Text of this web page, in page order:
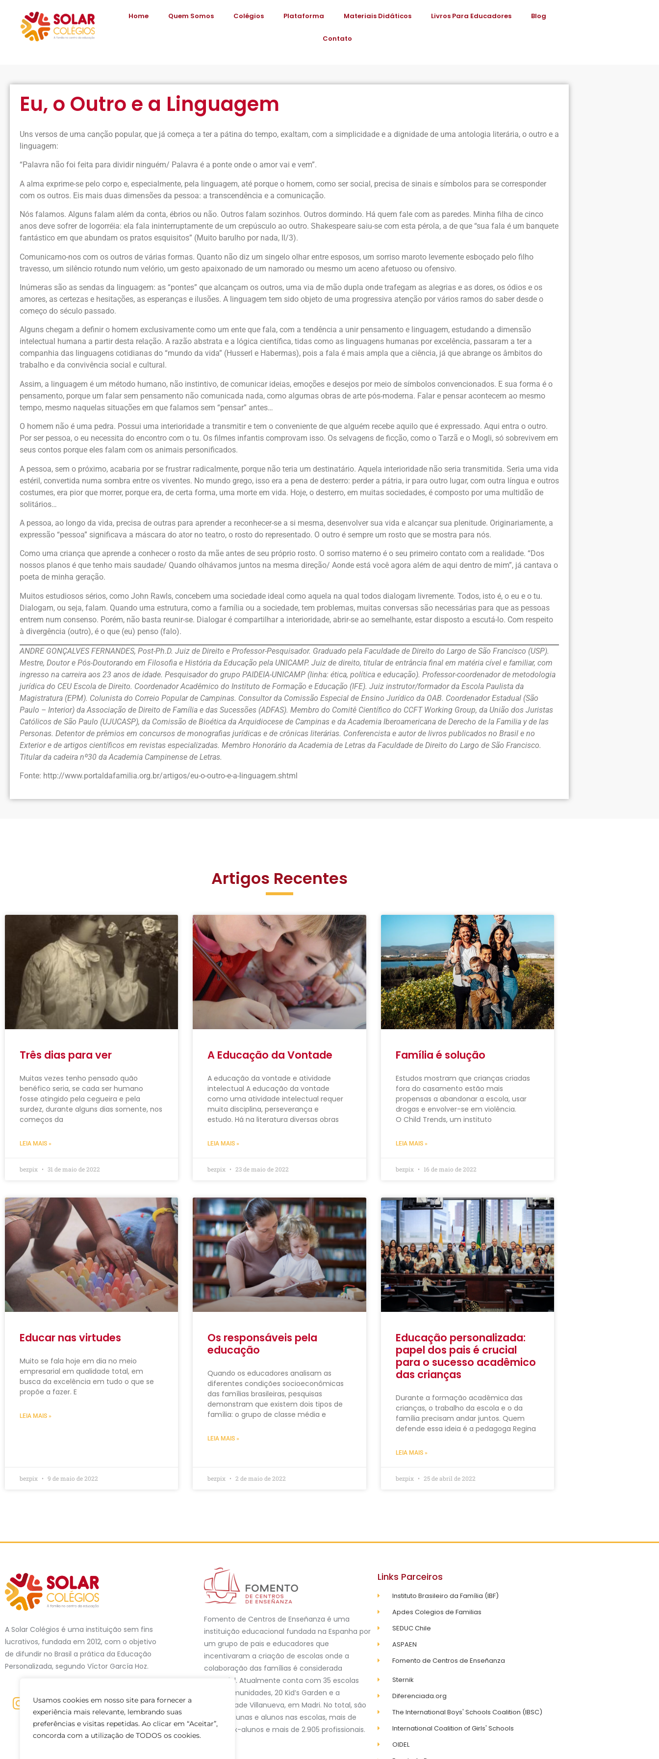
Usamos cookies em nosso site para fornecer a
experiência mais relevante, lembrando suas
preferências e visitas repetidas. Ao clicar em “Aceitar”,
concorda com a utilização de TODOS os cookies.
Home Quem Somos Colégios Plataforma Materiais Didáticos Livros Para Educadores Blog
Contato
Eu, o Outro e a Linguagem
Uns versos de uma canção popular, que já começa a ter a pátina do tempo, exaltam, com a simplicidade e a dignidade de uma antologia literária, o outro e a
linguagem:
“Palavra não foi feita para dividir ninguém/ Palavra é a ponte onde o amor vai e vem”.
A alma exprime-se pelo corpo e, especialmente, pela linguagem, até porque o homem, como ser social, precisa de sinais e símbolos para se corresponder
com os outros. Eis mais duas dimensões da pessoa: a transcendência e a comunicação.
Nós falamos. Alguns falam além da conta, ébrios ou não. Outros falam sozinhos. Outros dormindo. Há quem fale com as paredes. Minha filha de cinco
anos deve sofrer de logorréia: ela fala ininterruptamente de um crepúsculo ao outro. Shakespeare saiu-se com esta pérola, a de que “sua fala é um banquete
fantástico em que abundam os pratos esquisitos” (Muito barulho por nada, II/3).
Comunicamo-nos com os outros de várias formas. Quanto não diz um singelo olhar entre esposos, um sorriso maroto levemente esboçado pelo filho
travesso, um silêncio rotundo num velório, um gesto apaixonado de um namorado ou mesmo um aceno afetuoso ou ofensivo.
Inúmeras são as sendas da linguagem: as “pontes” que alcançam os outros, uma via de mão dupla onde trafegam as alegrias e as dores, os ódios e os
amores, as certezas e hesitações, as esperanças e ilusões. A linguagem tem sido objeto de uma progressiva atenção por vários ramos do saber desde o
começo do século passado.
Alguns chegam a definir o homem exclusivamente como um ente que fala, com a tendência a unir pensamento e linguagem, estudando a dimensão
intelectual humana a partir desta relação. A razão abstrata e a lógica científica, tidas como as linguagens humanas por excelência, passaram a ter a
companhia das linguagens cotidianas do “mundo da vida” (Husserl e Habermas), pois a fala é mais ampla que a ciência, já que abrange os âmbitos do
trabalho e da convivência social e cultural.
Assim, a linguagem é um método humano, não instintivo, de comunicar ideias, emoções e desejos por meio de símbolos convencionados. E sua forma é o
pensamento, porque um falar sem pensamento não comunicada nada, como algumas obras de arte pós-moderna. Falar e pensar acontecem ao mesmo
tempo, mesmo naquelas situações em que falamos sem “pensar” antes…
O homem não é uma pedra. Possui uma interioridade a transmitir e tem o conveniente de que alguém recebe aquilo que é expressado. Aqui entra o outro.
Por ser pessoa, o eu necessita do encontro com o tu. Os filmes infantis comprovam isso. Os selvagens de ficção, como o Tarzã e o Mogli, só sobrevivem em
seus contos porque eles falam com os animais personificados.
A pessoa, sem o próximo, acabaria por se frustrar radicalmente, porque não teria um destinatário. Aquela interioridade não seria transmitida. Seria uma vida
estéril, convertida numa sombra entre os viventes. No mundo grego, isso era a pena de desterro: perder a pátria, ir para outro lugar, com outra língua e outros
costumes, era pior que morrer, porque era, de certa forma, uma morte em vida. Hoje, o desterro, em muitas sociedades, é composto por uma multidão de
solitários…
A pessoa, ao longo da vida, precisa de outras para aprender a reconhecer-se a si mesma, desenvolver sua vida e alcançar sua plenitude. Originariamente, a
expressão “pessoa” significava a máscara do ator no teatro, o rosto do representado. O outro é sempre um rosto que se mostra para nós.
Como uma criança que aprende a conhecer o rosto da mãe antes de seu próprio rosto. O sorriso materno é o seu primeiro contato com a realidade. “Dos
nossos planos é que tenho mais saudade/ Quando olhávamos juntos na mesma direção/ Aonde está você agora além de aqui dentro de mim”, já cantava o
poeta de minha geração.
Muitos estudiosos sérios, como John Rawls, concebem uma sociedade ideal como aquela na qual todos dialogam livremente. Todos, isto é, o eu e o tu.
Dialogam, ou seja, falam. Quando uma estrutura, como a família ou a sociedade, tem problemas, muitas conversas são necessárias para que as pessoas
entrem num consenso. Porém, não basta reunir-se. Dialogar é compartilhar a interioridade, abrir-se ao semelhante, estar disposto a escutá-lo. Com respeito
à divergência (outro), é o que (eu) penso (falo).
ANDRE GONÇALVES FERNANDES, Post-Ph.D. Juiz de Direito e Professor-Pesquisador. Graduado pela Faculdade de Direito do Largo de São Francisco (USP).
Mestre, Doutor e Pós-Doutorando em Filosofia e História da Educação pela UNICAMP. Juiz de direito, titular de entrância final em matéria cível e familiar, com
ingresso na carreira aos 23 anos de idade. Pesquisador do grupo PAIDEIA-UNICAMP (linha: ética, política e educação). Professor-coordenador de metodologia
jurídica do CEU Escola de Direito. Coordenador Acadêmico do Instituto de Formação e Educação (IFE). Juiz instrutor/formador da Escola Paulista da
Magistratura (EPM). Colunista do Correio Popular de Campinas. Consultor da Comissão Especial de Ensino Jurídico da OAB. Coordenador Estadual (São
Paulo – Interior) da Associação de Direito de Família e das Sucessões (ADFAS). Membro do Comitê Científico do CCFT Working Group, da União dos Juristas
Católicos de São Paulo (UJUCASP), da Comissão de Bioética da Arquidiocese de Campinas e da Academia Iberoamericana de Derecho de la Familia y de las
Personas. Detentor de prêmios em concursos de monografias jurídicas e de crônicas literárias. Conferencista e autor de livros publicados no Brasil e no
Exterior e de artigos científicos em revistas especializadas. Membro Honorário da Academia de Letras da Faculdade de Direito do Largo de São Francisco.
Titular da cadeira nº30 da Academia Campinense de Letras.
Fonte: http://www.portaldafamilia.org.br/artigos/eu-o-outro-e-a-linguagem.shtml
Artigos Recentes
Três dias para ver
Muitas vezes tenho pensado quão
benéfico seria, se cada ser humano
fosse atingido pela cegueira e pela
surdez, durante alguns dias somente, nos
começos da
LEIA MAIS »
bezpix 31 de maio de 2022
A Educação da Vontade
A educação da vontade e atividade
intelectual A educação da vontade
como uma atividade intelectual requer
muita disciplina, perseverança e
estudo. Há na literatura diversas obras
LEIA MAIS »
bezpix 23 de maio de 2022
Família é solução
Estudos mostram que crianças criadas
fora do casamento estão mais
propensas a abandonar a escola, usar
drogas e envolver-se em violência.
O Child Trends, um instituto
LEIA MAIS »
bezpix 16 de maio de 2022
Educar nas virtudes
Muito se fala hoje em dia no meio
empresarial em qualidade total, em
busca da excelência em tudo o que se
propõe a fazer. E
LEIA MAIS »
bezpix 9 de maio de 2022
Os responsáveis pela
educação
Quando os educadores analisam as
diferentes condições socioeconômicas
das famílias brasileiras, pesquisas
demonstram que existem dois tipos de
família: o grupo de classe média e
LEIA MAIS »
bezpix 2 de maio de 2022
Educação personalizada:
papel dos pais é crucial
para o sucesso acadêmico
das crianças
Durante a formação acadêmica das
crianças, o trabalho da escola e o da
família precisam andar juntos. Quem
defende essa ideia é a pedagoga Regina
LEIA MAIS »
bezpix 25 de abril de 2022
A Solar Colégios é uma instituição sem fins
lucrativos, fundada em 2012, com o objetivo
de difundir no Brasil a prática da Educação
Personalizada, segundo Víctor García Hoz.
Fomento de Centros de Enseñanza é uma
instituição educacional fundada na Espanha por
um grupo de pais e educadores que
incentivaram a criação de escolas onde a
colaboração das famílias é considerada
essencial. Atualmente conta com 35 escolas
em 11 comunidades, 20 Kid’s Garden e a
Universidade Villanueva, em Madri. No total, são
24.694 alunas e alunos nas escolas, mais de
90.000 ex-alunos e mais de 2.905 profissionais.
Links Parceiros
Instituto Brasileiro da Família (IBF)
Apdes Colegios de Familias
SEDUC Chile
ASPAEN
Fomento de Centros de Enseñanza
Sternik
Diferenciada.org
The International Boys' Schools Coalition (IBSC)
International Coalition of Girls' Schools
OIDEL